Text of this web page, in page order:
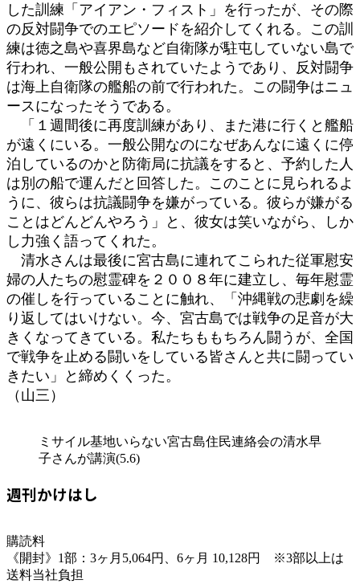
した訓練「アイアン・フィスト」を行ったが、その際
の反対闘争でのエピソードを紹介してくれる。この訓
練は徳之島や喜界島など自衛隊が駐屯していない島で
行われ、一般公開もされていたようであり、反対闘争
は海上自衛隊の艦船の前で行われた。この闘争はニュ
ースになったそうである。
「１週間後に再度訓練があり、また港に行くと艦船
が遠くにいる。一般公開なのになぜあんなに遠くに停
泊しているのかと防衛局に抗議をすると、予約した人
は別の船で運んだと回答した。このことに見られるよ
うに、彼らは抗議闘争を嫌がっている。彼らが嫌がる
ことはどんどんやろう」と、彼女は笑いながら、しか
し力強く語ってくれた。
清水さんは最後に宮古島に連れてこられた従軍慰安
婦の人たちの慰霊碑を２００８年に建立し、毎年慰霊
の催しを行っていることに触れ、「沖縄戦の悲劇を繰
り返してはいけない。今、宮古島では戦争の足音が大
きくなってきている。私たちももちろん闘うが、全国
で戦争を止める闘いをしている皆さんと共に闘ってい
きたい」と締めくくった。
（山三）
ミサイル基地いらない宮古島住民連絡会の清水早
子さんが講演(5.6)
週刊かけはし
購読料
《開封》1部：3ヶ月5,064円、6ヶ月 10,128円 ※3部以上は
送料当社負担